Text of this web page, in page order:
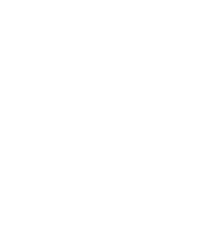
ожиріння, швидка